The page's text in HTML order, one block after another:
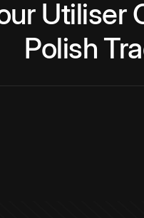
Utiliser
Polish